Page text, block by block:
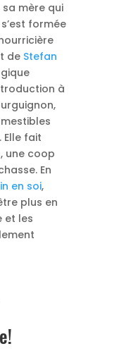
mère qui
formée
de Stefan
à
Elle fait
une coop
En
en soi,
plus en
et les